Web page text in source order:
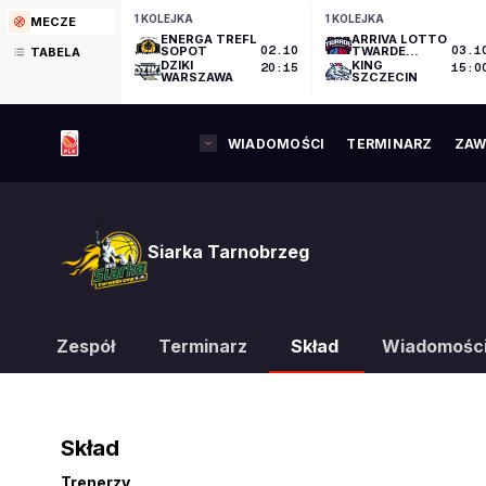
MECZE
TABELA
1 KOLEJKA
ENERGA TREFL
SOPOT
DZIKI
WARSZAWA
02.10
20:15
1 KOLEJKA
ARRIVA LOTTO
TWARDE
PIERNIKI
TORUŃ
KING
SZCZECIN
WIADOMOŚCI TERMINARZ
Siarka Tarnobrzeg
Zespół Terminarz Skład
Skład
Trenerzy